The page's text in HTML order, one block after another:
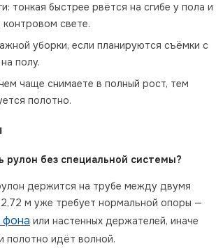
тонкая быстрее рвётся на сгибе у пола и
свете.
уборки, если планируются съёмки с
полу.
чаще снимаете в полный рост, тем
полотно.
рулон без специальной системы?
держится на трубе между двумя
м уже требует нормальной опоры —
или настенных держателей, иначе
полотно идёт волной.